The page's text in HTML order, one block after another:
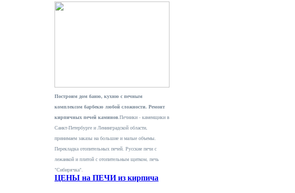
Построим дом баню, кухню с печным
комплексом барбекю любой сложности. Ремонт
кирпичных печей каминов.Печники - каменщики в
Санкт-Петербурге и Ленинградской области,
принимаем заказы на большие и малые объемы.
Перекладка отопительных печей. Русские печи с
лежанкой и плитой с отопительным щитком, печь
"Сибирячка".
ЦЕНЫ на ПЕЧИ из кирпича